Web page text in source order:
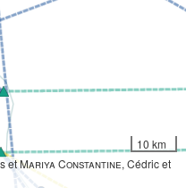
10 km
etMariya Constantine, Cédric et